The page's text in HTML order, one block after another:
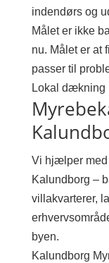
indendørs og
Målet er ikke
nu. Målet er at
passer til
Lokal dækning
Vi hjælper
Kalundborg –
villakvarterer,
byen.
Kalundborg